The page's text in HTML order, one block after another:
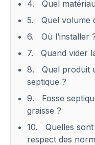
4. Quel
5. Quel volume
6. Où l’installer
7. Quand vider
8. Quel produit
septique ?
9. Fosse
graisse ?
10. Quelles sont
respect des